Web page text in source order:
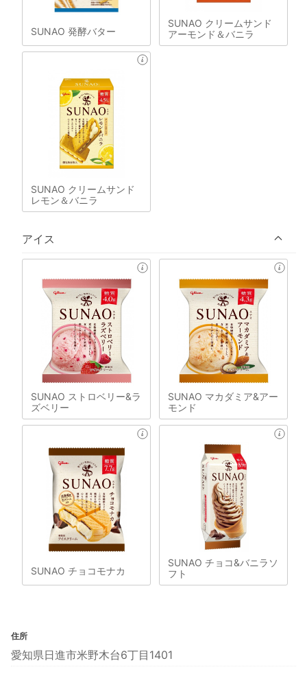
SUNAO 発酵バター
SUNAO クリームサンド
アーモンド＆バニラ
SUNAO クリームサンド
レモン＆バニラ
アイス
SUNAO ストロベリー&ラ
ズベリー
SUNAO マカダミア&アー
モンド
SUNAO チョコモナカ
SUNAO チョコ&バニラソ
フト
住所
愛知県日進市米野木台6丁目1401